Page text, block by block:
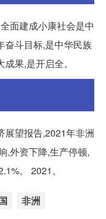
面建成小康社会是中
奋斗目标,是中华民族
果,是开启全。
展望报告,2021年非洲
,外资下降,生产停顿,
。 2021。
非洲